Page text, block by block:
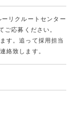
リクルートセンター
応募ください。
す。追って採用担当
絡致します。